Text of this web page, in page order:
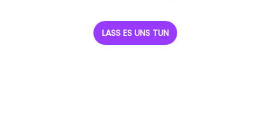
LASS ES UNS TUN